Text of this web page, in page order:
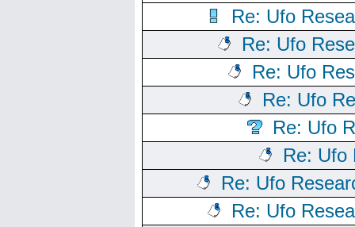
Re: Ufo
Re: Ufo
Re: Ufo
Re: Ufo
Re: Ufo
Re: Ufo
Re: Ufo
Re: Ufo